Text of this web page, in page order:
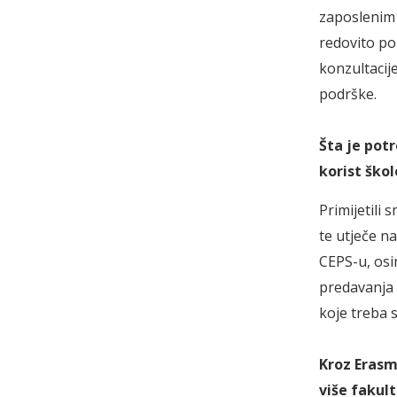
redovito
podrške.
Šta je
korist
Primijetili
te utječe
CEPS-u,
koje treba
Kroz
više